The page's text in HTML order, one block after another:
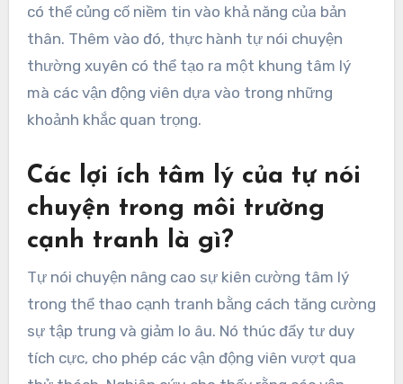
định tích cực, chính xác để nâng cao sự tập trung
và sự tự tin. Các vận động viên có thể sử dụng
các kỹ thuật như hình dung và các từ khóa cụ
thể để duy trì sự kiên cường tâm lý. Cách tiếp
cận này giúp quản lý áp lực và cải thiện hiệu suất.
có thể củng cố niềm tin vào khả năng của bản
thân. Thêm vào đó, thực hành tự nói chuyện
thường xuyên có thể tạo ra một khung tâm lý
mà các vận động viên dựa vào trong những
khoảnh khắc quan trọng.
Các lợi ích tâm lý của tự nói
chuyện trong môi trường